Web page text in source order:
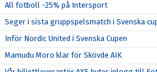
All fotboll -25% på Intersport
Seger i sista gruppspelsmatch i Svenska
Inför Nordic United i Svenska Cupen
Mamudu Moro klar för Skövde AIK